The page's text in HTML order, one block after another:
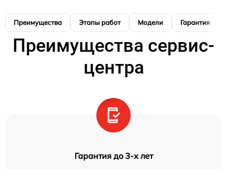
Преимущества Этапы работ Модели Гарантия
Преимущества сервис-
центра
Гарантия до 3-х лет